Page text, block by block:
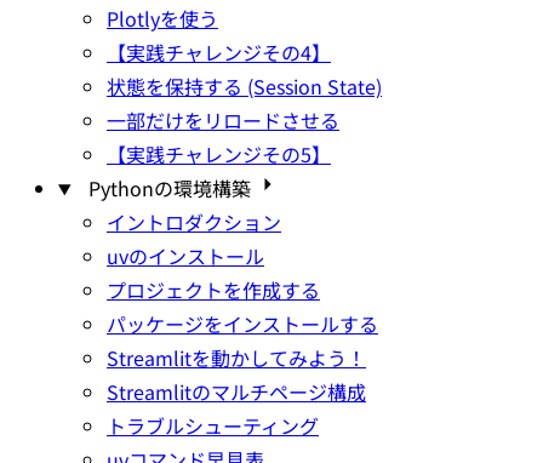
Plotlyを使う
【実践チャレンジその4】
状態を保持する (Session State)
一部だけをリロードさせる
【実践チャレンジその5】
Pythonの環境構築
イントロダクション
uvのインストール
プロジェクトを作成する
パッケージをインストールする
Streamlitを動かしてみよう！
Streamlitのマルチページ構成
トラブルシューティング